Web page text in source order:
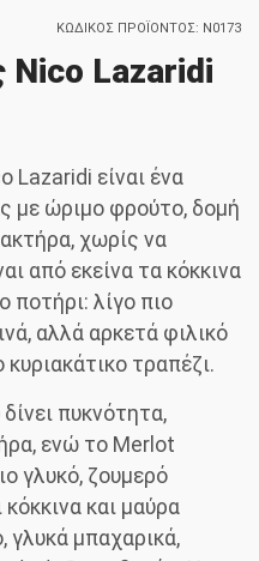
ΚΩΔΙΚΌΣ ΠΡΟΪΌΝΤΟΣ: N0173
Nico Lazaridi
Lazaridi είναι ένα
με ώριμο φρούτο, δομή
χωρίς να
από εκείνα τα κόκκινα
ποτήρι: λίγο πιο
αλλά αρκετά φιλικό
κυριακάτικο τραπέζι.
πυκνότητα,
ενώ το Merlot
γλυκό, ζουμερό
και μαύρα
γλυκά μπαχαρικά,